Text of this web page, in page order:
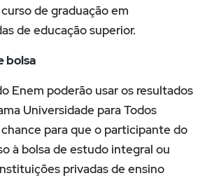
de graduação em
de educação superior.
bolsa
Enem poderão usar os resultados
Universidade para Todos
para que o participante do
à bolsa de estudo integral ou
privadas de ensino